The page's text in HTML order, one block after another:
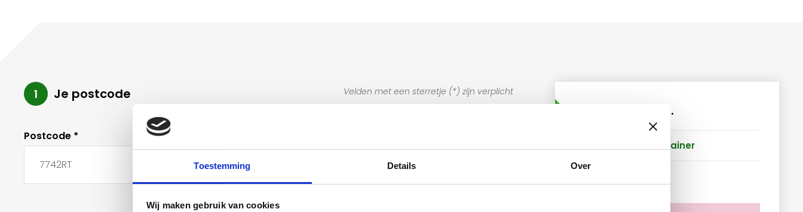
Toestemming Details Over
Wij maken gebruik van cookies
1 Je postcode Velden met een sterretje (*) zijn verplicht
Postcode *
Jouw bestelling.
Geselecteerde container